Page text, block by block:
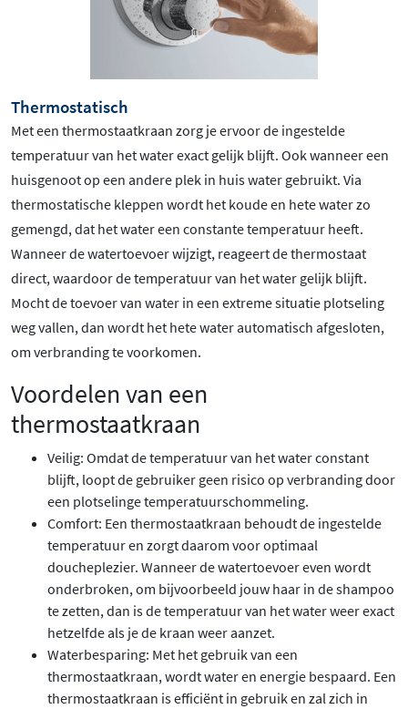
Thermostatisch
Met een thermostaatkraan zorg je ervoor de ingestelde
temperatuur van het water exact gelijk blijft. Ook wanneer een
huisgenoot op een andere plek in huis water gebruikt. Via
thermostatische kleppen wordt het koude en hete water zo
gemengd, dat het water een constante temperatuur heeft.
Wanneer de watertoevoer wijzigt, reageert de thermostaat
direct, waardoor de temperatuur van het water gelijk blijft.
Mocht de toevoer van water in een extreme situatie plotseling
weg vallen, dan wordt het hete water automatisch afgesloten,
om verbranding te voorkomen.
Voordelen van een
thermostaatkraan
Veilig: Omdat de temperatuur van het water constant
blijft, loopt de gebruiker geen risico op verbranding door
een plotselinge temperatuurschommeling.
Comfort: Een thermostaatkraan behoudt de ingestelde
temperatuur en zorgt daarom voor optimaal
doucheplezier. Wanneer de watertoevoer even wordt
onderbroken, om bijvoorbeeld jouw haar in de shampoo
te zetten, dan is de temperatuur van het water weer exact
hetzelfde als je de kraan weer aanzet.
Waterbesparing: Met het gebruik van een
thermostaatkraan, wordt water en energie bespaard. Een
thermostaatkraan is efficiënt in gebruik en zal zich in